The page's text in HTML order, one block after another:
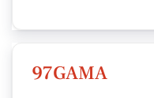
97GAMA